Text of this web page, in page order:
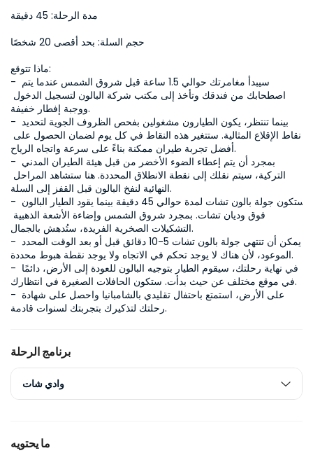
مدة الرحلة: 45 دقيقة
حجم السلة: بحد أقصى 20 شخصًا
ماذا تتوقع:
- سيبدأ مغامرتك حوالي 1.5 ساعة قبل شروق الشمس عندما يتم
ووجبة إفطار خفيفة.
- بينما تنتظر، يكون الطيارون مشغولين بفحص الظروف الجوية لتحديد
أفضل تجربة طيران ممكنة بناءً على سرعة واتجاه الرياح.
- بمجرد أن يتم إعطاء الضوء الأخضر من قبل هيئة الطيران المدني
النهائية لنفخ البالون قبل القفز إلى السلة.
- ستكون جولة بالون تشات لمدة حوالي 45 دقيقة بينما يقود الطيار البالون
التشكيلات الصخرية الفريدة، ستُدهش بالجمال.
- يمكن أن تنتهي جولة بالون تشات 5-10 دقائق قبل أو بعد الوقت المحدد
الموعود، لأن هناك لا يوجد تحكم في الاتجاه ولا يوجد نقطة هبوط محددة.
- في نهاية رحلتك، سيقوم الطيار بتوجيه البالون للعودة إلى الأرض، دائمًا
في موقع مختلف عن حيث بدأت. ستكون الحافلات الصغيرة في انتظارك.
- على الأرض، استمتع باحتفال تقليدي بالشامبانيا واحصل على شهادة
رحلتك لتذكيرك بتجربتك لسنوات قادمة.
برنامج الرحلة
وادي شات
ما يحتويه